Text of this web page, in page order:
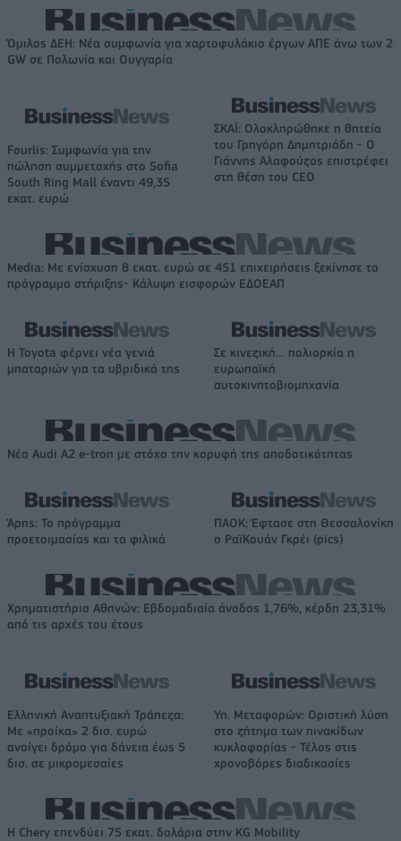
Όμιλος ΔΕΗ: Νέα συμφωνία για χαρτοφυλάκιο έργων ΑΠΕ άνω των 2
GW σε Πολωνία και Ουγγαρία
Fourlis: Συμφωνία για την
πώληση συμμετοχής στο Sofia
South Ring Mall έναντι 49,35
εκατ. ευρώ
ΣΚΑΪ: Ολοκληρώθηκε η θητεία
του Γρηγόρη Δημητριάδη - Ο
Γιάννης Αλαφούζος επιστρέφει
στη θέση του CEO
Media: Με ενίσχυση 8 εκατ. ευρώ σε 451 επιχειρήσεις ξεκίνησε το
πρόγραμμα στήριξης- Κάλυψη εισφορών ΕΔΟΕΑΠ
Η Toyota φέρνει νέα γενιά
μπαταριών για τα υβριδικά της
Σε κινεζική… πολιορκία η
ευρωπαϊκή
αυτοκινητοβιομηχανία
Νέο Audi A2 e-tron με στόχο την κορυφή της αποδοτικότητας
Άρης: Το πρόγραμμα
προετοιμασίας και τα φιλικά
ΠΑΟΚ: Έφτασε στη Θεσσαλονίκη
ο ΡαϊΚουάν Γκρέι (pics)
Χρηματιστήριο Αθηνών: Εβδομαδιαία άνοδος 1,76%, κέρδη 23,31%
από τις αρχές του έτους
Ελληνική Αναπτυξιακή Τράπεζα:
Με «προίκα» 2 δισ. ευρώ
ανοίγει δρόμο για δάνεια έως 5
δισ. σε μικρομεσαίες
Υπ. Μεταφορών: Οριστική λύση
στο ζήτημα των πινακίδων
κυκλοφορίας - Τέλος στις
χρονοβόρες διαδικασίες
Η Chery επενδύει 75 εκατ. δολάρια στην KG Mobility